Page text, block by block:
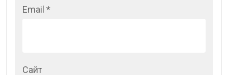
Email *
Сайт